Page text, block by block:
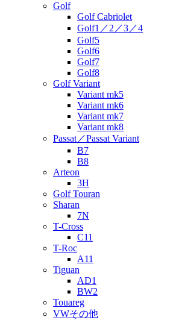
Golf
Golf Cabriolet
Golf1／2／3／4
Golf5
Golf6
Golf7
Golf8
Golf Variant
Variant mk5
Variant mk6
Variant mk7
Variant mk8
Passat／Passat Variant
B7
B8
Arteon
3H
Golf Touran
Sharan
7N
T-Cross
C11
T-Roc
A11
Tiguan
AD1
BW2
Touareg
VWその他